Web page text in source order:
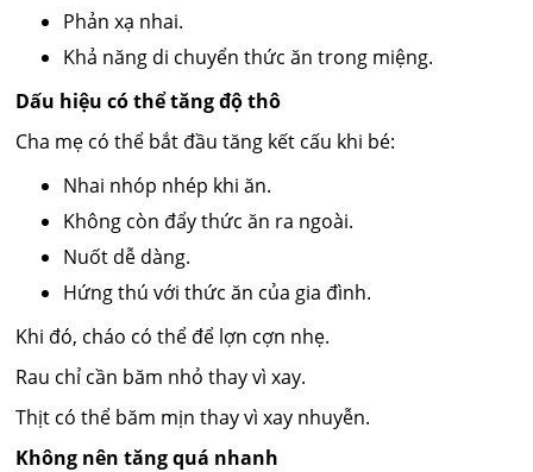
Phản xạ nhai.
Khả năng di chuyển thức ăn trong miệng.
Dấu hiệu có thể tăng độ thô
Cha mẹ có thể bắt đầu tăng kết cấu khi bé:
Nhai nhóp nhép khi ăn.
Không còn đẩy thức ăn ra ngoài.
Nuốt dễ dàng.
Hứng thú với thức ăn của gia đình.
Khi đó, cháo có thể để lợn cợn nhẹ.
Rau chỉ cần băm nhỏ thay vì xay.
Thịt có thể băm mịn thay vì xay nhuyễn.
Không nên tăng quá nhanh